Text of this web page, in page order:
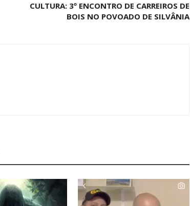
CULTURA: 3º ENCONTRO DE CARREIROS DE
BOIS NO POVOADO DE SILVÂNIA